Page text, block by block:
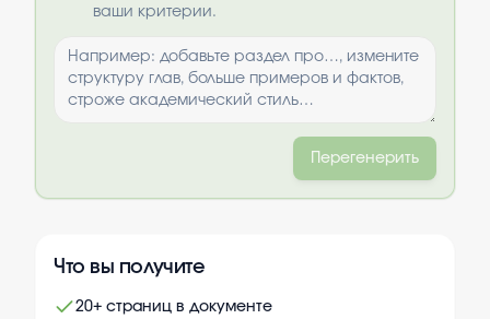
ваши критерии.
Перегенерить
Что вы получите
20+ страниц в документе